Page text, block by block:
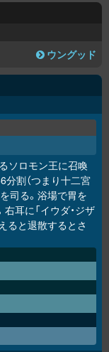
ウングッド
ソロモン王に召喚
割（つまり十二宮
を司る。浴場で胃を
耳に「イウダ・ジザ
ると退散するとさ